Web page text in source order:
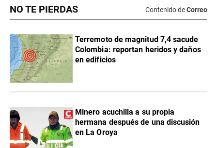
NO TE PIERDAS Contenido deCorreo
Terremoto de magnitud 7,4 sacude
Colombia: reportan heridos y daños
en edificios
Minero acuchilla a su propia
hermana después de una discusión
en La Oroya